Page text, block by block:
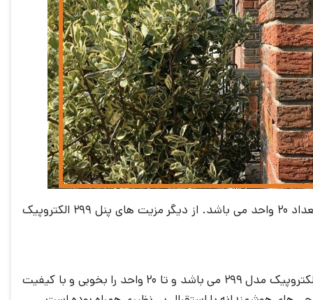
پنل کدینگ الکتروپیک با استاندارد مقاومتی بالا در شرایط محیطی نامناسب نیز عملکرد دارد و مناسب نصب در مجتمع هایی با تعداد 20 واحد می باشد. از دیگر مزیت های پنل 299 الکتروپیک
همانطور که در متن بالا گفته شد این مدل ارتباط داخلی الکتروپیک که به تازگی وارد بازار شده فقط قابل اتصال به آیفون تصویری الکتروپیک مدل 299 می باشد و تا 20 واحد را بخوبی و با کیفیت